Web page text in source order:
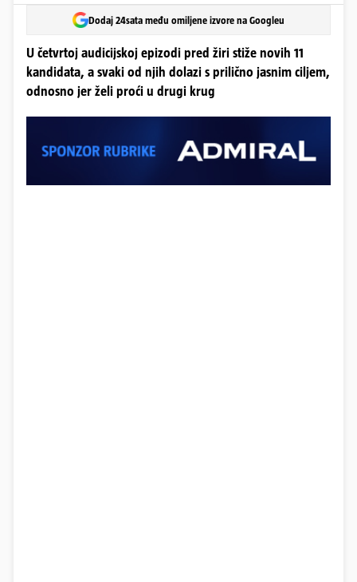
Dodaj 24sata među omiljene izvore na Googleu
U četvrtoj audicijskoj epizodi pred žiri stiže novih 11
kandidata, a svaki od njih dolazi s prilično jasnim ciljem,
odnosno jer želi proći u drugi krug